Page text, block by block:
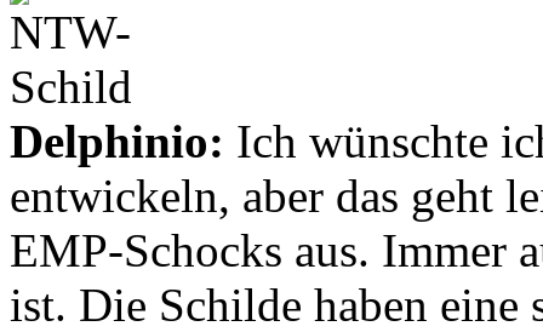
Delphinio: Ich wünschte
entwickeln, aber das geht
EMP-Schocks aus. Immer
ist. Die Schilde haben